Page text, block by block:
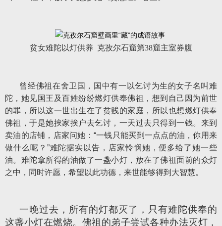
贫女难陀以灯供养 克孜尔石窟第38窟主室券腹
曾经佛祖在舍卫国，国中有一以乞讨为生的女子名叫难
陀，她见国王及百姓纷纷燃灯供奉佛祖，想到自己因为前世
的罪，所以这一世出生在了贫贱的家庭，所以也想燃灯供奉
佛祖，于是她挨家挨户去乞讨，一天过去只得到一钱。来到
卖油的店铺，店家问她：“一钱只能买到一点点的油，你用来
做什么呢？”难陀据实以告，店家怜悯她，便多给了她一些
油。难陀拿所得的油做了一盏小灯，放在了佛祖面前的众灯
之中，同时许愿，希望以此功德，来世能够得到大智慧。
一晚过去，所有的灯都灭了，只有难陀供奉的
这盏小灯在燃烧。佛祖的弟子尝试各种办法灭灯，